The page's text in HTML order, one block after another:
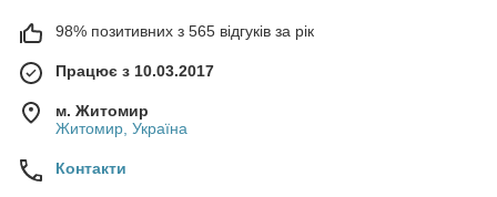
98% позитивних з 565 відгуків за рік
Працює з 10.03.2017
м. Житомир
Житомир, Україна
Контакти